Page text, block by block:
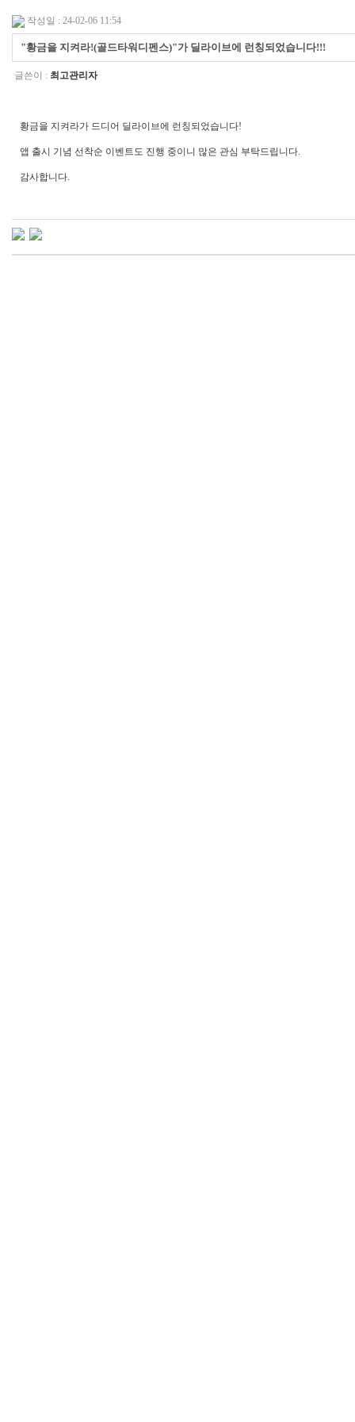
작성일 : 24-02-06 11:54
"황금을 지켜라!(골드타워디펜스)"가 딜라이브에 런칭되었습니다!!!
글쓴이 : 최고관리자
황금을 지켜라가 드디어 딜라이브에 런칭되었습니다!
앱 출시 기념 선착순 이벤트도 진행 중이니 많은 관심 부탁드립니다.
감사합니다.